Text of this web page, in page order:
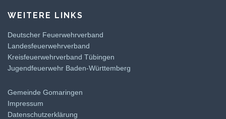
WEITERE LINKS
Deutscher Feuerwehrverband
Landesfeuerwehrverband
Kreisfeuerwehrverband Tübingen
Jugendfeuerwehr Baden-Württemberg
Gemeinde Gomaringen
Impressum
Datenschutzerklärung